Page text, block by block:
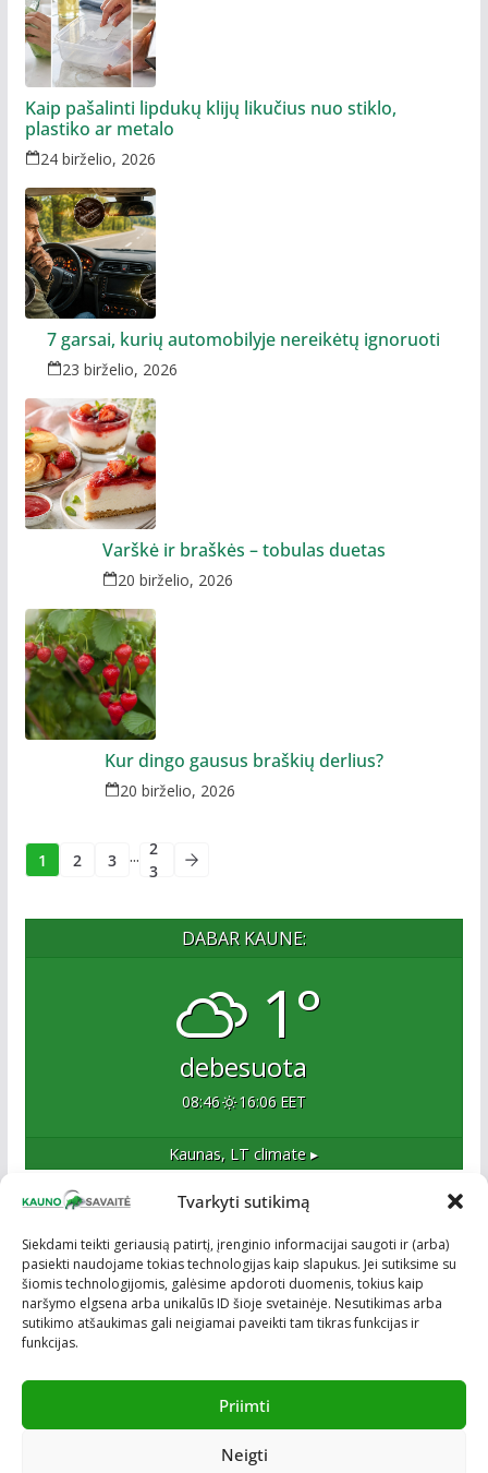
Tvarkyti sutikimą
Siekdami teikti geriausią patirtį, įrenginio informacijai saugoti ir (arba)
pasiekti naudojame tokias technologijas kaip slapukus. Jei sutiksime su
šiomis technologijomis, galėsime apdoroti duomenis, tokius kaip
naršymo elgsena arba unikalūs ID šioje svetainėje. Nesutikimas arba
sutikimo atšaukimas gali neigiamai paveikti tam tikras funkcijas ir
funkcijas.
Priimti
Neigti
Kaip pašalinti lipdukų klijų likučius nuo stiklo,
plastiko ar metalo
24 birželio, 2026
7 garsai, kurių automobilyje nereikėtų ignoruoti
23 birželio, 2026
Varškė ir braškės – tobulas duetas
20 birželio, 2026
Kur dingo gausus braškių derlius?
20 birželio, 2026
1 2 3 ... 2
3
DABAR KAUNE:
1°
debesuota
08:46 16:06 EET
Kaunas, LT climate ▸
Esame naujas Kaune, tačiau veržlus ir profesionalus
kolektyvas. Ne naujokai žiniasklaidoje. Į Kauną
žengiame tvirtai įsitikinę savo sėkme.
Visos teisės saugomos © ON MEDIA. Sukurta naudojant